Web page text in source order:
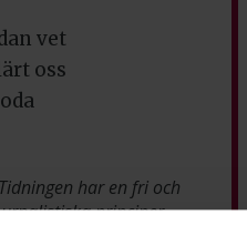
vet
oss
har en fri och
principer